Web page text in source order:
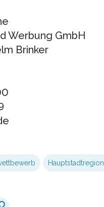
Werbung GmbH
Brinker
Hauptstadtregion